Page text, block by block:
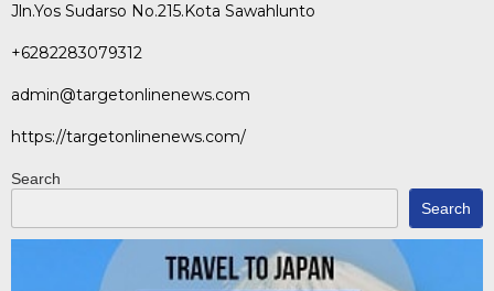
Jln.Yos Sudarso No.215.Kota Sawahlunto
+6282283079312
admin@targetonlinenews.com
https://targetonlinenews.com/
Search
Search